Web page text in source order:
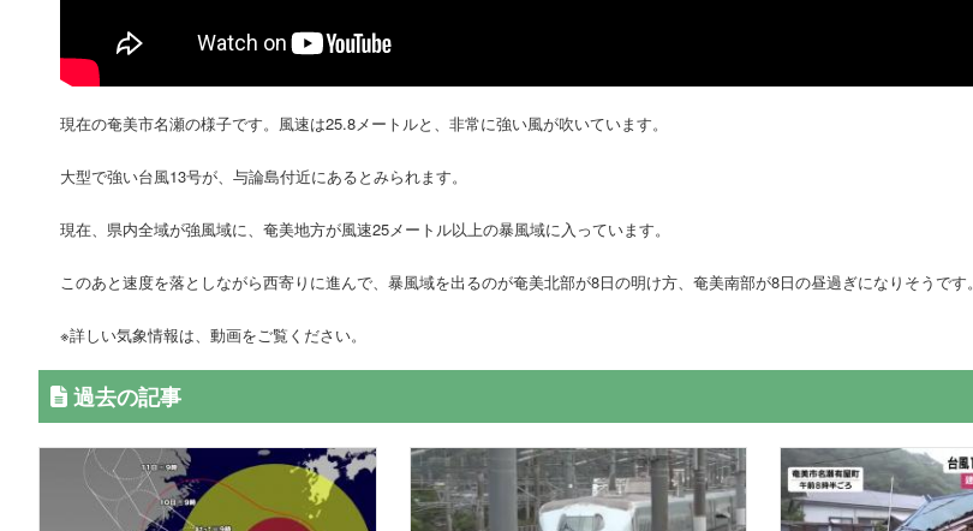
現在の奄美市名瀬の様子です。風速は25.8メートルと、非常に強い風が吹いています。
大型で強い台風13号が、与論島付近にあるとみられます。
現在、県内全域が強風域に、奄美地方が風速25メートル以上の暴風域に入っています。
このあと速度を落としながら西寄りに進んで、暴風域を出るのが奄美北部が8日の明け方、奄美南部が8日の昼過ぎになりそうです。
※詳しい気象情報は、動画をご覧ください。
過去の記事